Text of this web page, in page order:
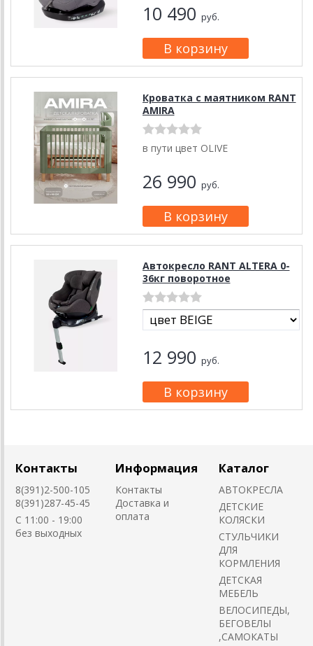
10 490 руб.
Кроватка с маятником RANT
AMIRA
в пути цвет OLIVE
26 990 руб.
Автокресло RANT ALTERA 0-
36кг поворотное
12 990 руб.
Контакты
8(391)2-500-105
8(391)287-45-45
C 11:00 - 19:00
без выходных
Информация
Контакты
Доставка и
оплата
Каталог
АВТОКРЕСЛА
ДЕТСКИЕ
КОЛЯСКИ
CТУЛЬЧИКИ
ДЛЯ
КОРМЛЕНИЯ
ДЕТСКАЯ
МЕБЕЛЬ
ВЕЛОСИПЕДЫ,
БЕГОВЕЛЫ
,САМОКАТЫ